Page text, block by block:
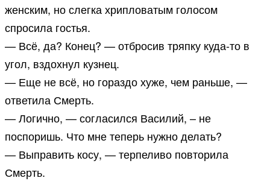
женским, но слегка хрипловатым голосом
спросила гостья.
— Всё, да? Конец? — отбросив тряпку куда-то в
угол, вздохнул кузнец.
— Еще не всё, но гораздо хуже, чем раньше, —
ответила Смерть.
— Логично, — согласился Василий, – не
поспоришь. Что мне теперь нужно делать?
— Выправить косу, — терпеливо повторила
Смерть.